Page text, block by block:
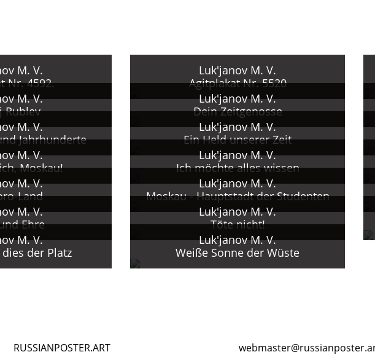
chudožnik", "Izobrazitel'noe iskusstvo", "Plakat" u.a.
Mitarbeit im Atelier von "Agitplakat" des Künstlerverbandes der UdSSR.
Arbeit in der Werkstatt für Sichtagitation des Künstlerverbandes der
den Verlag "Moskoncert".
Dozent am Moskauer Surikov-Institut der Akademie der Künste der
Jahre Teilnahme an Ausstellungen und Wettbewerben zum
Plakat.
Auszeichnung.
mit Graphik und Malerei.
M. V.
Nr. 4592.
Luk'janov M. V.
Agitplakat Nr. 5520
M. V.
Rublev
Luk'janov M. V.
Dein Zeitgenosse
M. V.
Jahrhunderte
Luk'janov M. V.
Ein Held unserer Zeit
M. V.
Moskau!
Luk'janov M. V.
Ich möchte alles wissen
M. V.
Land
Luk'janov M. V.
Moskau - Hauptstadt der Studenten
M. V.
Ehre
Luk'janov M. V.
Töte nicht!
M. V.
der Platz
Luk'janov M. V.
Weiße Sonne der Wüste
RUSSIANPOSTER.ART